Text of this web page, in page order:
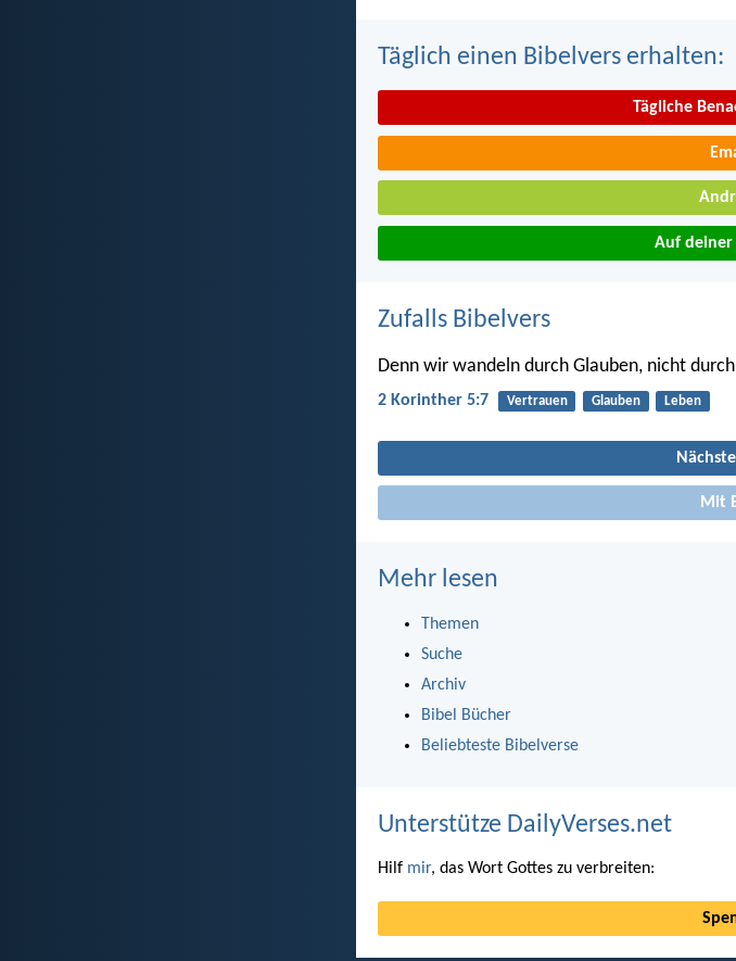
Täglich einen Bibelvers erhalten:
Tägliche
Auf deiner
Zufalls Bibelvers
Denn wir wandeln durch Glauben, nicht
2 Korinther 5:7 Vertrauen Glauben Leben
Mit
Mehr lesen
Themen
Suche
Archiv
Bibel Bücher
Beliebteste Bibelverse
Unterstütze DailyVerses.net
Hilf mir, das Wort Gottes zu verbreiten: